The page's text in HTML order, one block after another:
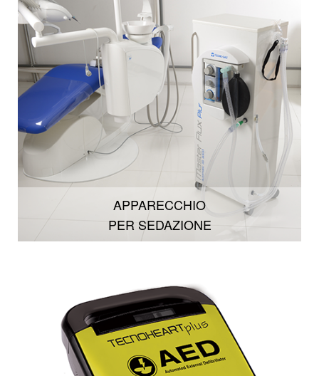
APPARECCHIO
PER SEDAZIONE